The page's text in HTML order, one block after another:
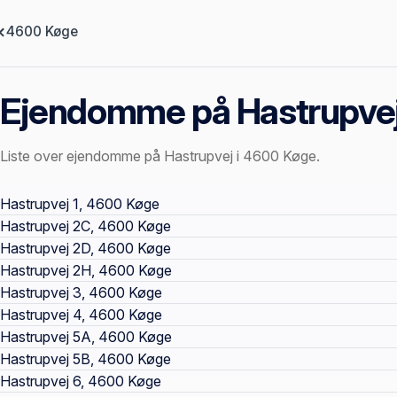
4600 Køge
Ejendomme på
Liste over ejendomme på Hastrupvej i 4600 Køge.
Offentlige ejendomssider
Hastrupvej 1, 4600 Køge
Hastrupvej 2C, 4600 Køge
Hastrupvej 2D, 4600 Køge
Hastrupvej 2H, 4600 Køge
Hastrupvej 3, 4600 Køge
Hastrupvej 4, 4600 Køge
Hastrupvej 5A, 4600 Køge
Hastrupvej 5B, 4600 Køge
Hastrupvej 6, 4600 Køge